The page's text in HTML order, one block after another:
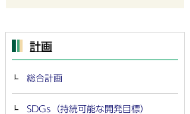
計画
総合計画
SDGs（持続可能な開発目標）